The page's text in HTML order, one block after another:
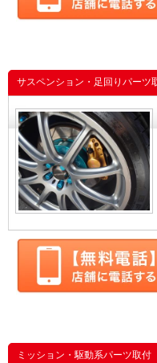
サスペンション・足回りパーツ
ミッション・駆動系パーツ取付